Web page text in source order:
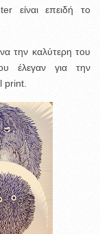
είναι επειδή το
την καλύτερη του
έλεγαν για την
print.